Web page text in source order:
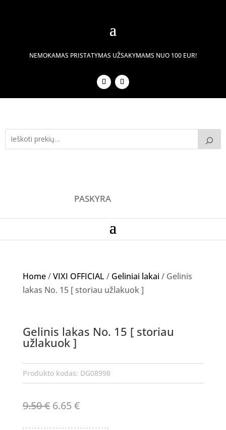
NEMOKAMAS PRISTATYMAS UŽSAKYMAMS NUO 100 EUR!
PASKYRA
Home/VIXI OFFICIAL/ Geliniai lakai / Gelinis
lakas No. 15 [ storiau užlakuok ]
Gelinis lakas No. 15 [ storiau
užlakuok ]
Produkto kodas: DG08998
9.50€ Original
6.65€Current